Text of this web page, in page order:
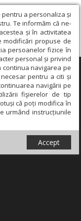
a personaliza și
Te informăm că ne-
și în activitatea
modificări propuse de
persoanelor fizice în
personal și privind
navigarea pe
pentru a citi și
navigării pe
fişierelor de tip
că poți modifica în
urmând instrucțiunile
Accept
×